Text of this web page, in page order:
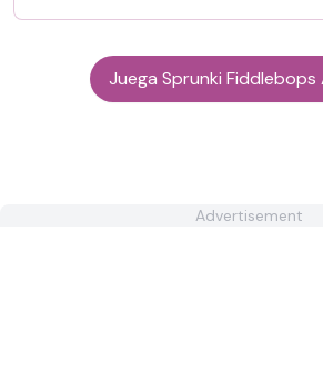
Juega Sprunki Fiddlebops
Advertisement